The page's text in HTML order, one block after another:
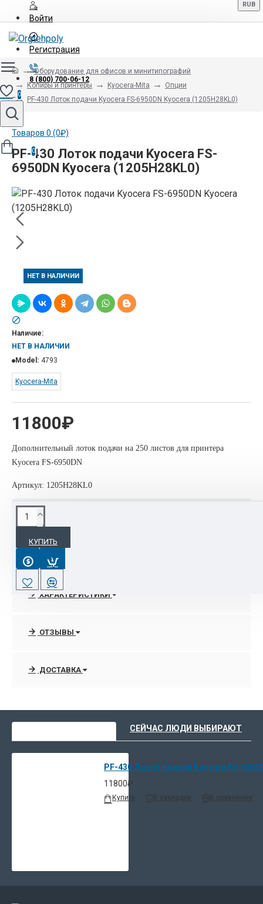
Войти
Регистрация
8 (800) 700-06-12
RUB
0
Товаров 0 (0₽)
0
Оборудование для офисов и минитипографий
Копиры и принтеры
Kyocera-Mita
Опции
PF-430 Лоток подачи Kyocera FS-6950DN Kyocera (1205H28KL0)
PF-430 Лоток подачи Kyocera FS-
6950DN Kyocera (1205H28KL0)
НЕТ В НАЛИЧИИ
11800₽
Наличие:
НЕТ В НАЛИЧИИ
Model: 4793
Kyocera-Mita
Дополнительный лоток подачи на 250 листов для принтера
Kyocera FS-6950DN
Артикул: 1205H28KL0
КУПИТЬ
ОПИСАНИЕ
PF-430 ёмкостью 250 листов, 60-120 г/м2, A3, А4, А5, B5,
Letter, Custom (148 x 210 мм - 216 x 297 мм)
Артикул: 1205H28KL0
Объём: 0.070928 м3
ХАРАКТЕРИСТИКИ
ОТЗЫВЫ
ДОСТАВКА
СЕЙЧАС ЛЮДИ ВЫБИРАЮТ
PF-430 Лоток подачи Kyocera FS-
11800₽
Купить В закладки В сравнение